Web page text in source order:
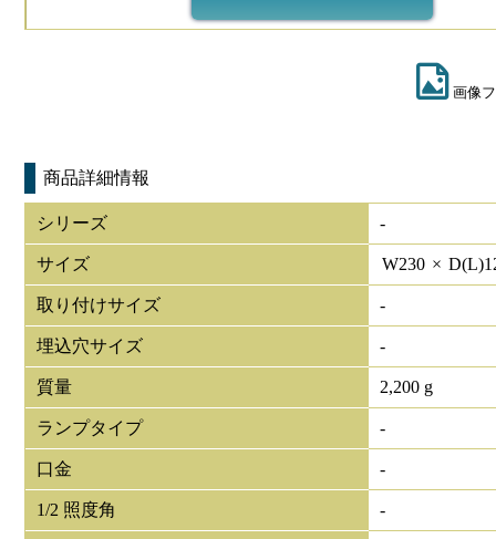
画像
商品詳細情報
シリーズ -
サイズ W230 × D(L)
取り付けサイズ -
埋込穴サイズ -
質量 2,200 g
ランプタイプ -
口金 -
1/2 照度角 -